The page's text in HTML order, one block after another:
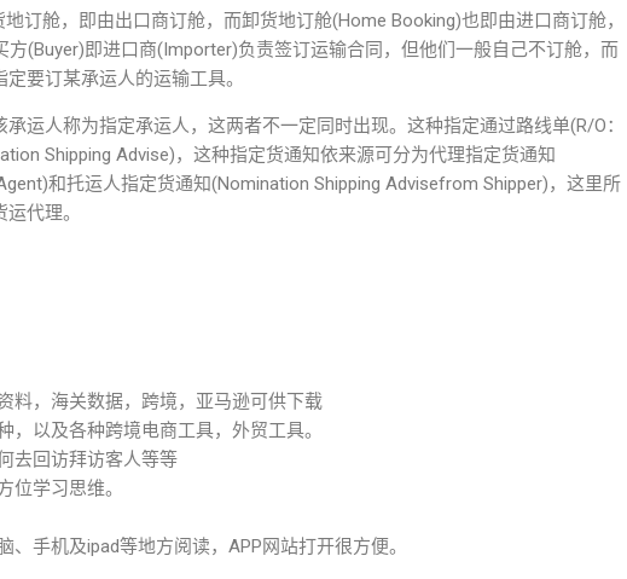
订舱，即由出口商订舱，而卸货地订舱(Home Booking)也即由进口商订舱，
方(Buyer)即进口商(Importer)负责签订运输合同，但他们一般自己不订舱，而
要订某承运人的运输工具。
运人称为指定承运人，这两者不一定同时出现。这种指定通过路线单(R/O：
Shipping Advise)，这种指定货通知依来源可分为代理指定货通知
和托运人指定货通知(Nomination Shipping Advisefrom Shipper)，这里所
代理。
料，海关数据，跨境，亚马逊可供下载
以及各种跨境电商工具，外贸工具。
去回访拜访客人等等
位学习思维。
手机及ipad等地方阅读，APP网站打开很方便。